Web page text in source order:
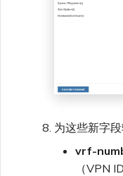
为这些新字段
vrf-
（VPN